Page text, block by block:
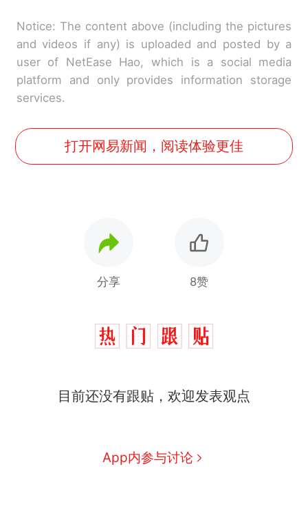
Notice: The content above (including the pictures
and videos if any) is uploaded and posted by a
user of NetEase Hao, which is a social media
platform and only provides information storage
services.
打开网易新闻，阅读体验更佳
分享 8赞
目前还没有跟贴，欢迎发表观点
App内参与讨论